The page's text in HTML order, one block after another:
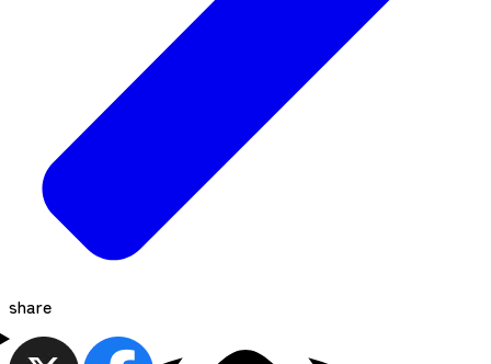
share